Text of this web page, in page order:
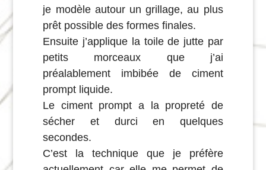
je modèle autour un grillage, au plus
prêt possible des formes finales.
Ensuite j’applique la toile de jutte par
petits morceaux que j’ai
préalablement imbibée de ciment
prompt liquide.
Le ciment prompt a la propreté de
sécher et durci en quelques
secondes.
C’est la technique que je préfère